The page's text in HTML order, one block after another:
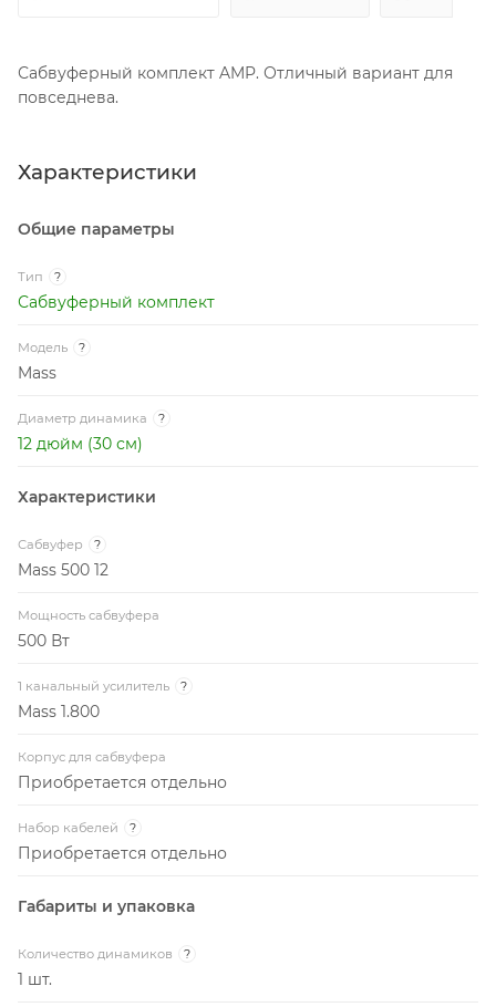
Сабвуферный комплект AMP. Отличный вариант для
повседнева.
Характеристики
Общие параметры
Тип ?
Сабвуферный комплект
Модель ?
Mass
Диаметр динамика ?
12 дюйм (30 см)
Характеристики
Сабвуфер ?
Mass 500 12
Мощность сабвуфера
500 Вт
1 канальный усилитель ?
Mass 1.800
Корпус для сабвуфера
Приобретается отдельно
Набор кабелей ?
Приобретается отдельно
Габариты и упаковка
Количество динамиков ?
1 шт.